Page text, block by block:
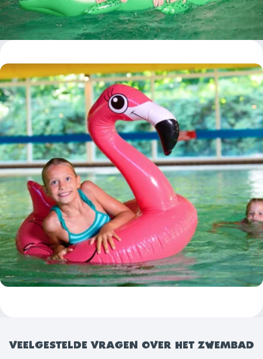
VEELGESTELDE VRAGEN OVER HET ZWEMBAD